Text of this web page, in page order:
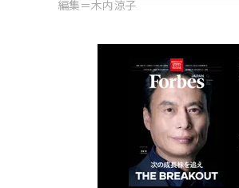
編集＝木内涼子